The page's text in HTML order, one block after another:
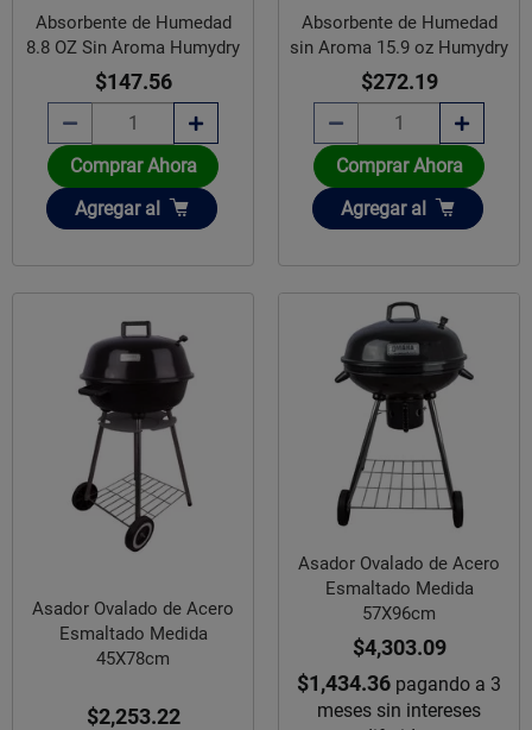
Absorbente de Humedad
8.8 OZ Sin Aroma Humydry
$147.56
Comprar Ahora
Añadir
Agregar al
Absorbente de Humedad
sin Aroma 15.9 oz Humydry
$272.19
Comprar Ahora
Añadir
Agregar al
Asador Ovalado de Acero
Esmaltado Medida
45X78cm
$2,253.22
Asador Ovalado de Acero
Esmaltado Medida
57X96cm
$4,303.09
$1,434.36 pagando a 3
meses sin intereses